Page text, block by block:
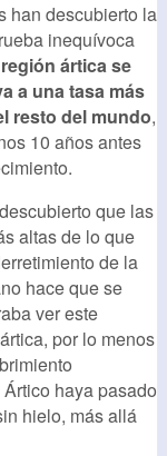
han descubierto la
inequívoca
ártica se
a una tasa más
resto del mundo,
10 años antes
que las
altas de lo que
de la
hace que se
ver este
por lo menos
haya pasado
hielo, más allá